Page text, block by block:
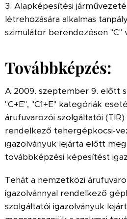
3. Alapképesítési
létrehozására alkalmas
szimulátor berendezésen "C"
Továbbképzés:
A 2009. szeptember 9. előtt
"C+E", "C1+E" kategóriák
árufuvarozói szolgáltatói (TIR)
rendelkező tehergépkocsi-
igazolványuk lejárta előtt
továbbképzési képesítést
Tehát a nemzetközi
igazolvánnyal rendelkező
szolgáltatói igazolványuk